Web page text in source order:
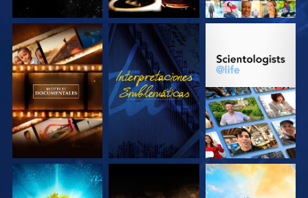
EXPLORA LAS
SERIES
VE
EXPLORA LAS